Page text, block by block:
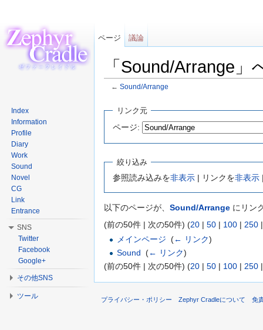
「Sound/Arrange
← Sound/Arrange
リンク元
ページ:
絞り込み
参照読み込みを非表示 | リンクを非表示
以下のページが、 Sound/Arrange にリン
(前の50件 | 次の50件) (20 | 50 | 100 | 250
メインページ
(← リンク)
Sound
(← リンク)
(前の50件 | 次の50件) (20 | 50 | 100 | 250
ページ 議論
Index
Information
Profile
Diary
Work
Sound
Novel
CG
Link
Entrance
SNS
Twitter
Facebook
Google+
その他SNS
ツール プライバシー・ポリシー Zephyr Cradleについて 免